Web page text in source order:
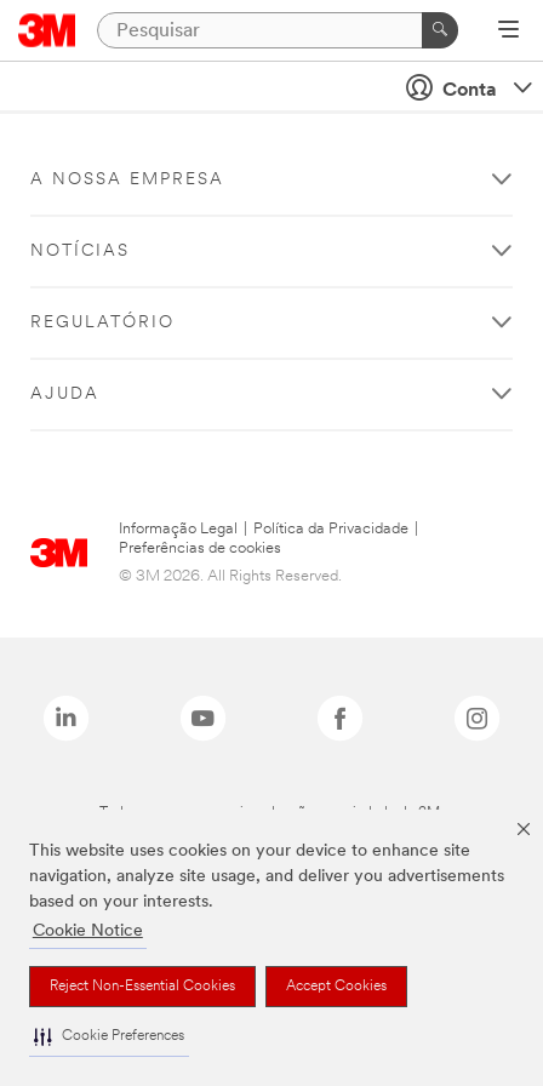
This website uses cookies on your device to enhance site
navigation, analyze site usage, and deliver you advertisements
based on your interests.
Cookie Notice
Reject Non-Essential Cookies Accept Cookies
Cookie Preferences
Conta
A NOSSA EMPRESA
NOTÍCIAS
REGULATÓRIO
AJUDA
Informação Legal Política da Privacidade
Preferências de cookies
© 3M 2026. All Rights Reserved.
Todas as marcas mencionadas são propriedade da 3M.